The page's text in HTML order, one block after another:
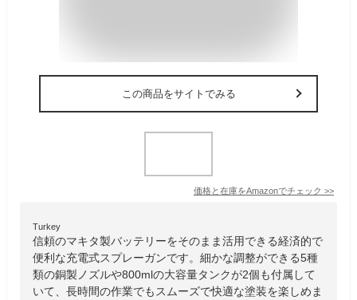
この商品をサイトでみる
価格と在庫をAmazonでチェック >>
Turkey
信頼のマキタ製バッテリーをそのまま活用できる経済的で
便利な充電式スプレーガンです。細かな調整ができる5種
類の銅製ノズルや800mlの大容量タンクが2個も付属して
いて、長時間の作業でもスムーズで快適な塗装を楽しめま